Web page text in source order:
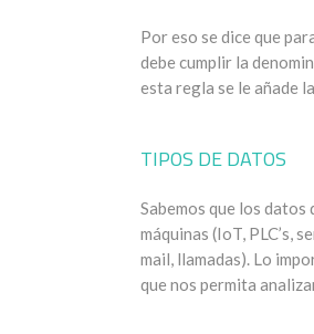
Por eso se dice que
debe cumplir la
esta regla se le añade
TIPOS DE DATOS
Sabemos que los
máquinas (IoT, PLC’s,
mail, llamadas). Lo
que nos permita